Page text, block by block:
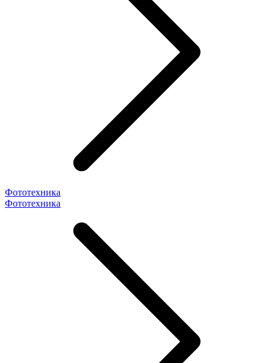
Фототехника
Фототехника